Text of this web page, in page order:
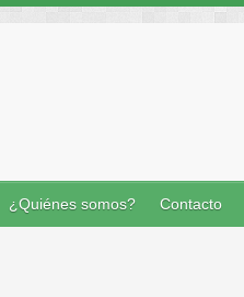
¿Quiénes somos? Contacto